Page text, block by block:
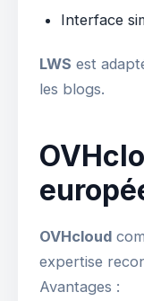
Interface
LWS est
les blogs.
OVHcloud
expertise
Avantages :